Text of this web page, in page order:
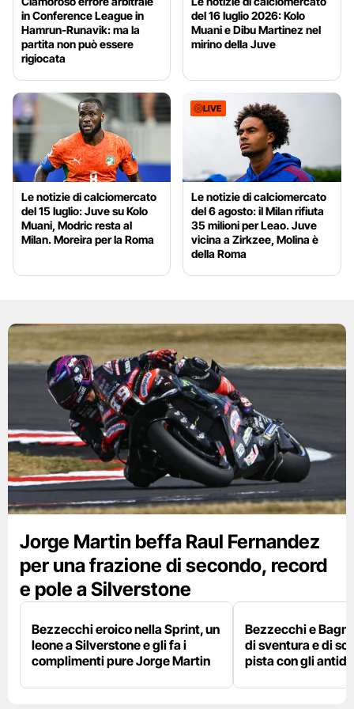
in Conference League in
Hamrun-Runavik: ma la
partita non può essere
rigiocata
del 16 luglio 2026: Kolo
Muani e Dibu Martinez nel
mirino della Juve
Le notizie di calciomercato
del 15 luglio: Juve su Kolo
Muani, Modric resta al
Milan. Moreira per la Roma
LIVE
Le notizie di calciomercato
del 6 agosto: il Milan rifiuta
35 milioni per Leao. Juve
vicina a Zirkzee, Molina è
della Roma
Jorge Martin beffa Raul Fernandez
per una frazione di secondo, record
e pole a Silverstone
Bezzecchi eroico nella Sprint, un
leone a Silverstone e gli fa i
complimenti pure Jorge Martin
Bezzecchi e
di sventura e di
pista con gli